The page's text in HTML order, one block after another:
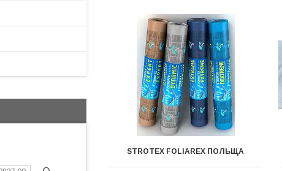
STROTEX FOLIAREX ПОЛЬЩА